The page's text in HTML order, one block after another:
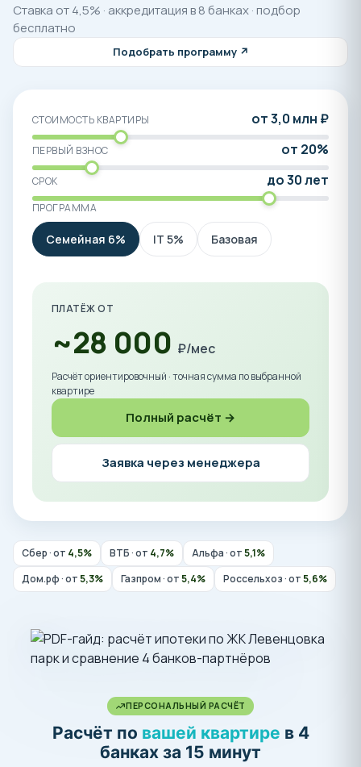
Ставка от 4,5% · аккредитация в 8 банках · подбор
бесплатно
Подобрать программу ↗
СТОИМОСТЬ КВАРТИРЫ от 3,0 млн ₽
ПЕРВЫЙ ВЗНОС от 20%
СРОК до 30 лет
ПРОГРАММА
Семейная 6% IT 5% Базовая
ПЛАТЁЖ ОТ
~28 000 ₽/мес
Расчёт ориентировочный · точная сумма по выбранной
квартире
Полный расчёт →
Заявка через менеджера
Сбер · от 4,5% ВТБ · от 4,7% Альфа · от5,1%
Дом.рф · от5,3% Газпром · от5,4% Россельхоз · от5,6%
ПЕРСОНАЛЬНЫЙ РАСЧЁТ
Расчёт по вашей квартире в 4
банках за 15 минут